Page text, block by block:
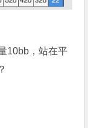
10bb，站在平